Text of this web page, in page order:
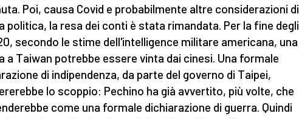
Poi, causa Covid e probabilmente altre considerazioni di
politica, la resa dei conti è stata rimandata. Per la fine degli
secondo le stime dell'intelligence militare americana, una
a Taiwan potrebbe essere vinta dai cinesi. Una formale
di indipendenza, da parte del governo di Taipei,
lo scoppio: Pechino ha già avvertito, più volte, che
come una formale dichiarazione di guerra. Quindi